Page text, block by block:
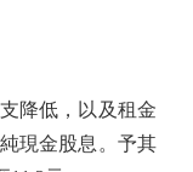
降低，以及租金
現金股息。予其